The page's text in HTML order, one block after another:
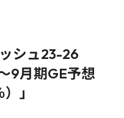
シュ23-26
9月期GE予想
」